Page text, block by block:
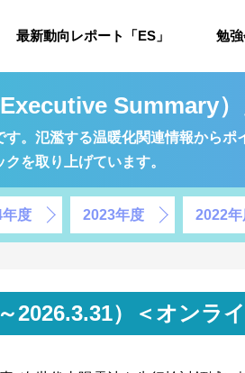
最新動向レポート「ES」 勉
Summary）
。氾濫する温暖化関連情報からポ
を取り上げています。
度 2023年度 2022年
2026.3.31）＜オンラ